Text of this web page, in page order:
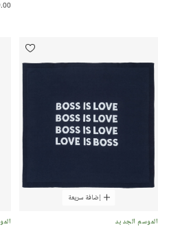
إضافة سريعة
الموسم الجديد